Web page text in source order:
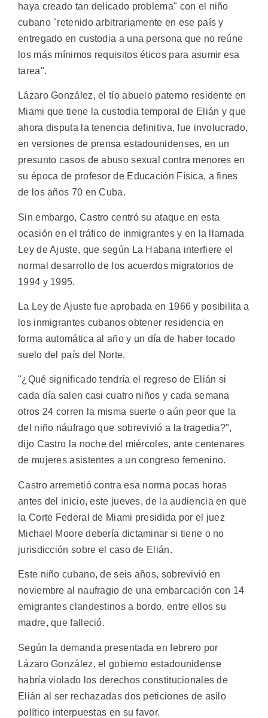
haya creado tan delicado problema" con el niño
cubano "retenido arbitrariamente en ese país y
entregado en custodia a una persona que no reúne
los más mínimos requisitos éticos para asumir esa
tarea".
Lázaro González, el tío abuelo paterno residente en
Miami que tiene la custodia temporal de Elián y que
ahora disputa la tenencia definitiva, fue involucrado,
en versiones de prensa estadounidenses, en un
presunto casos de abuso sexual contra menores en
su época de profesor de Educación Física, a fines
de los años 70 en Cuba.
Sin embargo, Castro centró su ataque en esta
ocasión en el tráfico de inmigrantes y en la llamada
Ley de Ajuste, que según La Habana interfiere el
normal desarrollo de los acuerdos migratorios de
1994 y 1995.
La Ley de Ajuste fue aprobada en 1966 y posibilita a
los inmigrantes cubanos obtener residencia en
forma automática al año y un día de haber tocado
suelo del país del Norte.
"¿Qué significado tendría el regreso de Elián si
cada día salen casi cuatro niños y cada semana
otros 24 corren la misma suerte o aún peor que la
del niño náufrago que sobrevivió a la tragedia?",
dijo Castro la noche del miércoles, ante centenares
de mujeres asistentes a un congreso femenino.
Castro arremetió contra esa norma pocas horas
antes del inicio, este jueves, de la audiencia en que
la Corte Federal de Miami presidida por el juez
Michael Moore debería dictaminar si tiene o no
jurisdicción sobre el caso de Elián.
Este niño cubano, de seis años, sobrevivió en
noviembre al naufragio de una embarcación con 14
emigrantes clandestinos a bordo, entre ellos su
madre, que falleció.
Según la demanda presentada en febrero por
Lázaro González, el gobierno estadounidense
habría violado los derechos constitucionales de
Elián al ser rechazadas dos peticiones de asilo
político interpuestas en su favor.